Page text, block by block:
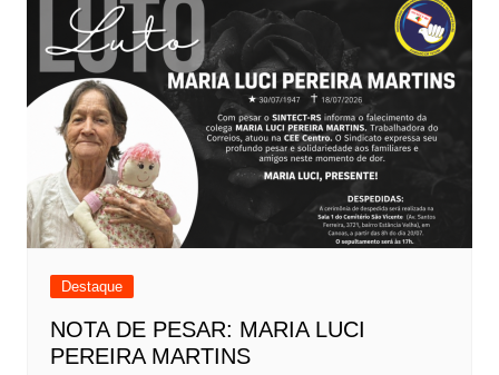
Destaque
NOTA DE PESAR: MARIA LUCI
PEREIRA MARTINS